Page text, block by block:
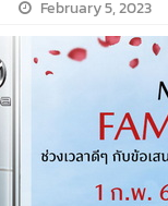
February 5, 2023